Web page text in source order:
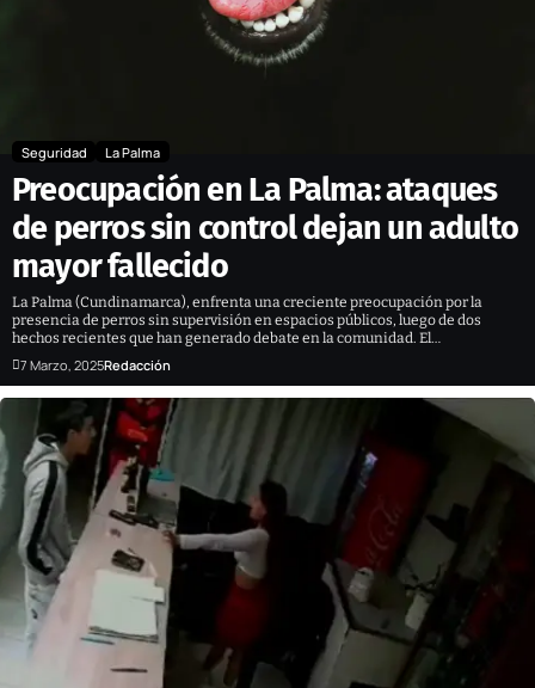
Seguridad La Palma
Preocupación en La Palma: ataques
de perros sin control dejan un adulto
mayor fallecido
La Palma (Cundinamarca), enfrenta una creciente preocupación por la
presencia de perros sin supervisión en espacios públicos, luego de dos
hechos recientes que han generado debate en la comunidad. El…
7 Marzo, 2025Redacción